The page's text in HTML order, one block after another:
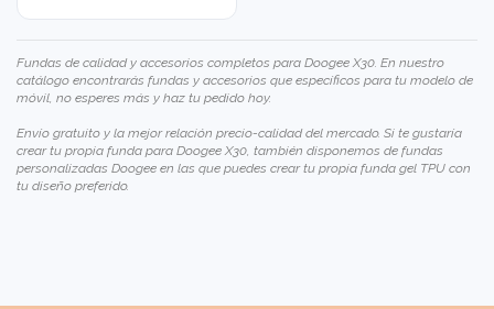
Fundas de calidad y accesorios completos para Doogee X30. En nuestro
catálogo encontrarás fundas y accesorios que específicos para tu modelo de
móvil, no esperes más y haz tu pedido hoy.
Envío gratuito y la mejor relación precio-calidad del mercado. Si te gustaría
crear tu propia funda para Doogee X30, también disponemos de fundas
personalizadas Doogee en las que puedes crear tu propia funda gel TPU con
tu diseño preferido.